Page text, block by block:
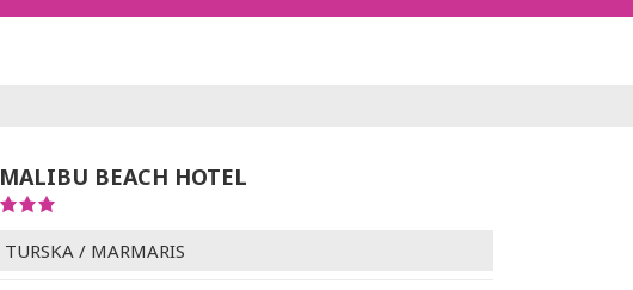
MALIBU BEACH HOTEL
TURSKA / MARMARIS